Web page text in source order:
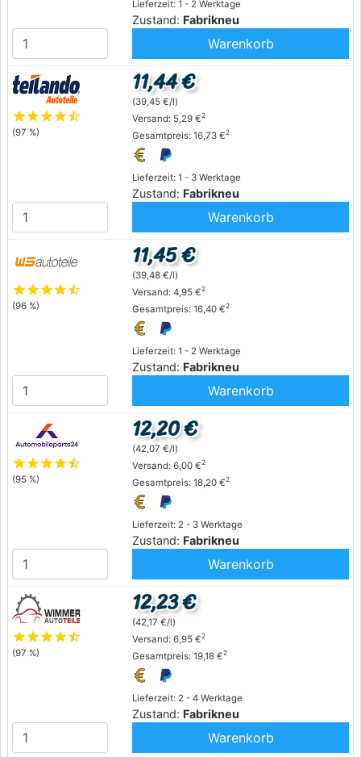
Lieferzeit: 1 - 2 Werktage
Zustand: Fabrikneu
Warenkorb
starstarstarstarstar_half
(97 %)
Lieferzeit: 1 - 3 Werktage
Zustand: Fabrikneu
11,44 €
(39,45 €/l)
Versand: 5,29 €2
Gesamtpreis: 16,73 €2
Warenkorb
starstarstarstarstar_half
(96 %)
Lieferzeit: 1 - 2 Werktage
Zustand: Fabrikneu
11,45 €
(39,48 €/l)
Versand: 4,95 €2
Gesamtpreis: 16,40 €2
Warenkorb
starstarstarstarstar_half
(95 %)
Lieferzeit: 2 - 3 Werktage
Zustand: Fabrikneu
12,20 €
(42,07 €/l)
Versand: 6,00 €2
Gesamtpreis: 18,20 €2
Warenkorb
starstarstarstarstar_half
(97 %)
Lieferzeit: 2 - 4 Werktage
Zustand: Fabrikneu
12,23 €
(42,17 €/l)
Versand: 6,95 €2
Gesamtpreis: 19,18 €2
Warenkorb